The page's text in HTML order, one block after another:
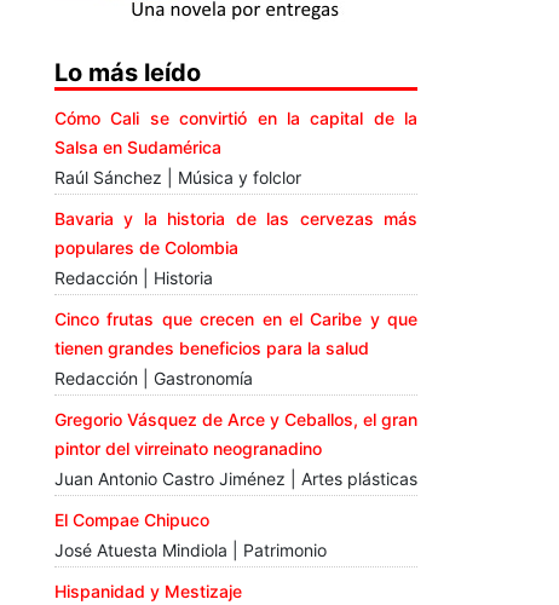
Lo más leído
Cómo Cali se convirtió en la capital de la
Salsa en Sudamérica
Raúl Sánchez | Música y folclor
Bavaria y la historia de las cervezas más
populares de Colombia
Redacción | Historia
Cinco frutas que crecen en el Caribe y que
tienen grandes beneficios para la salud
Redacción | Gastronomía
Gregorio Vásquez de Arce y Ceballos, el gran
pintor del virreinato neogranadino
Juan Antonio Castro Jiménez | Artes plásticas
El Compae Chipuco
José Atuesta Mindiola | Patrimonio
Hispanidad y Mestizaje